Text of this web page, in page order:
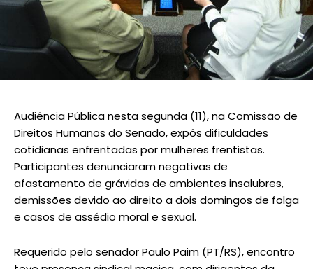
Audiência Pública nesta segunda (11), na Comissão de
Direitos Humanos do Senado, expôs dificuldades
cotidianas enfrentadas por mulheres frentistas.
Participantes denunciaram negativas de
afastamento de grávidas de ambientes insalubres,
demissões devido ao direito a dois domingos de folga
e casos de assédio moral e sexual.
Requerido pelo senador Paulo Paim (PT/RS), encontro